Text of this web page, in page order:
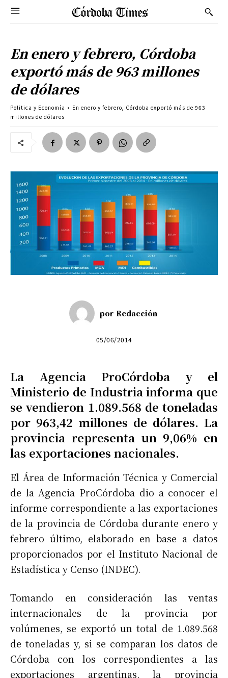
En enero y febrero, Córdoba
exportó más de 963 millones
de dólares
Politica y Economía
En enero y febrero, Córdoba exportó más de 963
millones de dólares
por Redacción
05/06/2014
La Agencia ProCórdoba y el
Ministerio de Industria informa que
se vendieron 1.089.568 de toneladas
por 963,42 millones de dólares. La
provincia representa un 9,06% en
las exportaciones nacionales.
El Área de Información Técnica y Comercial
de la Agencia ProCórdoba dio a conocer el
informe correspondiente a las exportaciones
de la provincia de Córdoba durante enero y
febrero último, elaborado en base a datos
proporcionados por el Instituto Nacional de
Estadística y Censo (INDEC).
Tomando en consideración las ventas
internacionales de la provincia por
volúmenes, se exportó un total de 1.089.568
de toneladas y, si se comparan los datos de
Córdoba con los correspondientes a las
exportaciones argentinas, la provincia